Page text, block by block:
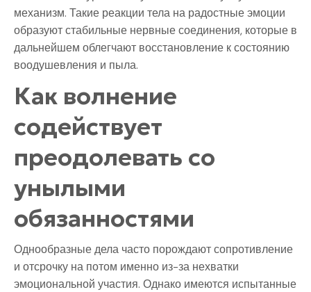
механизм. Такие реакции тела на радостные эмоции
образуют стабильные нервные соединения, которые в
дальнейшем облегчают восстановление к состоянию
воодушевления и пыла.
Как волнение
содействует
преодолевать со
унылыми
обязанностями
Однообразные дела часто порождают сопротивление
и отсрочку на потом именно из-за нехватки
эмоциональной участия. Однако имеются испытанные